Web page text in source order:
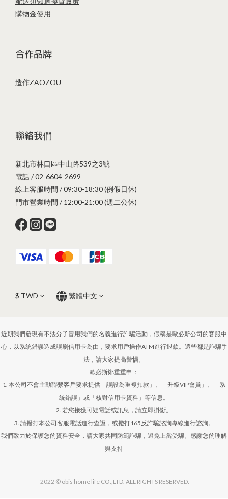
購物金使用
合作品牌
造作ZAOZOU
聯絡我們
新北市林口區中山路539之3號
電話 / 02-6604-2699
線上客服時間 / 09:30-18:30 (例假日休)
門市營業時間 / 12:00-21:00 (週二公休)
$ TWD 繁體中文
近期我們發現有不法分子冒用我們的名義進行詐騙活動，假稱是歐必斯公司的客服中
心，以系統錯誤造成誤刷信用卡為由，要求用戶操作ATM進行退款。這些都是詐騙手
法，請大家提高警惕。
歐必斯鄭重重申：
1. 本公司不會主動聯繫客戶要求提供「誤設為重複扣款」、「升級VIP會員」、「系
統錯誤」或「核對信用卡資料」等信息。
2. 若您接獲可疑電話或訊息，請立即掛斷。
3. 請撥打本公司客服電話進行查證，或撥打165反詐騙諮詢專線進行諮詢。
我們致力於保護您的資料安全，請大家共同防範詐騙，避免上當受騙。感謝您的理解
與支持
2022 © obis home life CO.,LTD. ALL RIGHTS RESERVED.